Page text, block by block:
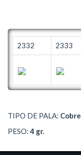
2332 2333
TIPO DE PALA: Cobre
PESO:4 gr.